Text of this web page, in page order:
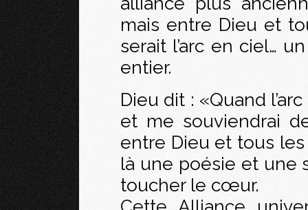
mais entre Dieu et
serait l’arc en ciel…
entier.
Dieu dit : «Quand
et me souviendrai
entre Dieu et tous les
là une poésie et une
toucher le cœur.